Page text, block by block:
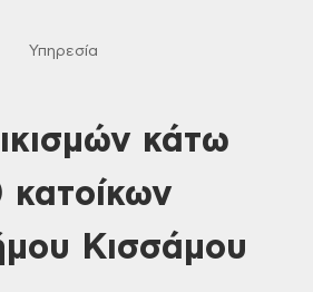
Υπηρεσία
κάτω
Κισσάμου